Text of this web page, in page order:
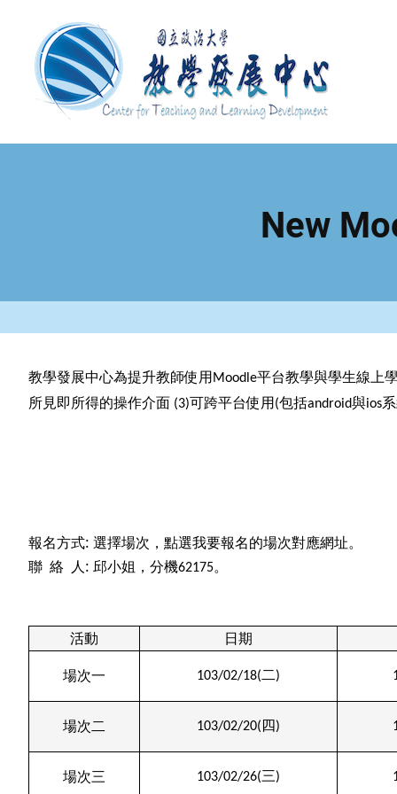
New
教學發展中心為提升教師使用Moodle平台教學與學生線上
所見即所得的操作介面 (3)可跨平台使用(包括android與ios
報名方式: 選擇場次，點選我要報名的場次對應網址。
聯 絡 人: 邱小姐，分機62175。
活動
日期
場次一
103/02/18(二)
場次二 103/02/20(四)
場次三 103/02/26(三)